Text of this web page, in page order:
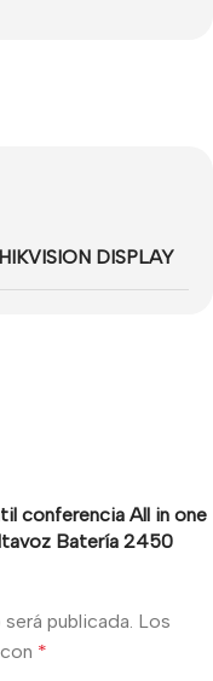
HIKVISION DISPLAY
conferencia All in one
Batería 2450
publicada. Los
*